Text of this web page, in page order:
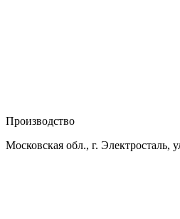
Производство
Московская обл., г. Электросталь,